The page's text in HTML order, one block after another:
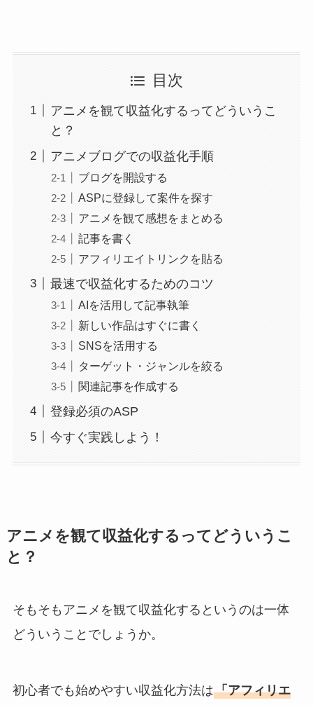
目次
アニメを観て収益化するってどういうこ
と？
アニメブログでの収益化手順
ブログを開設する
ASPに登録して案件を探す
アニメを観て感想をまとめる
記事を書く
アフィリエイトリンクを貼る
最速で収益化するためのコツ
AIを活用して記事執筆
新しい作品はすぐに書く
SNSを活用する
ターゲット・ジャンルを絞る
関連記事を作成する
登録必須のASP
今すぐ実践しよう！
アニメを観て収益化するってどういうこ
と？
そもそもアニメを観て収益化するというのは一体
どういうことでしょうか。
初心者でも始めやすい収益化方法は「アフィリエ